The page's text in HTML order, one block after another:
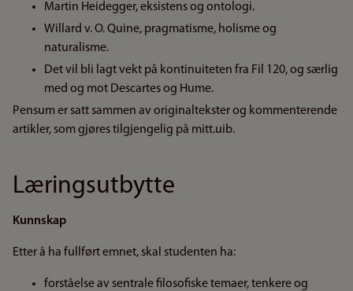
Martin Heidegger, eksistens og ontologi.
Willard v. O. Quine, pragmatisme, holisme og
naturalisme.
Det vil bli lagt vekt på kontinuiteten fra Fil 120, og særlig
med og mot Descartes og Hume.
Pensum er satt sammen av originaltekster og kommenterende
artikler, som gjøres tilgjengelig på mitt.uib.
Læringsutbytte
Kunnskap
Etter å ha fullført emnet, skal studenten ha:
forståelse av sentrale filosofiske temaer, tenkere og